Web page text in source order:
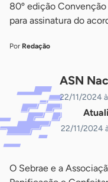
80º edição Convenção
para assinatura do
Por Redação
ASN
22/11/2024
22/11/2024
O Sebrae e a